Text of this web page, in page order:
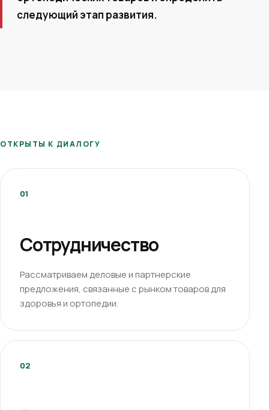
следующий этап развития.
ОТКРЫТЫ К ДИАЛОГУ
01
Сотрудничество
Рассматриваем деловые и партнерские
предложения, связанные с рынком товаров для
здоровья и ортопедии.
02